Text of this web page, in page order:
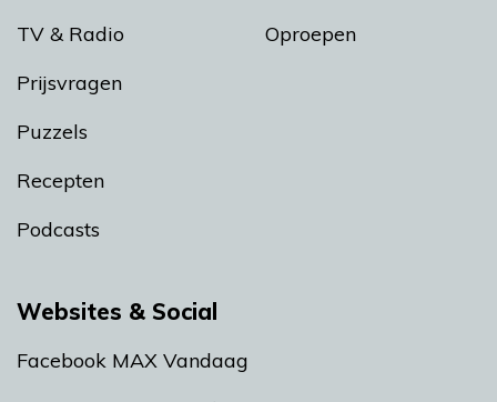
TV & Radio
Prijsvragen
Puzzels
Recepten
Podcasts
Oproepen
Websites & Social
Facebook MAX Vandaag